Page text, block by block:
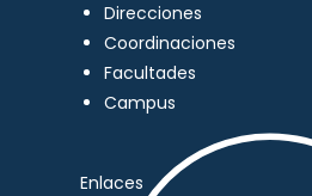
Direcciones
Coordinaciones
Facultades
Campus
Enlaces